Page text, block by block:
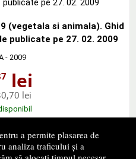
a permite plasarea de
analiza traficului și a
(vegetala si animala). Ghid
publicate pe 27. 02. 2009
- 2009
lei
lei
stoc